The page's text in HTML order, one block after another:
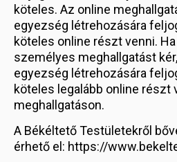
köteles. Az online
egyezség létrehozására
köteles online részt venni.
személyes meghallgatást
egyezség létrehozására
köteles legalább online részt
meghallgatáson.
A Békéltető Testületekről
érhető el: https://